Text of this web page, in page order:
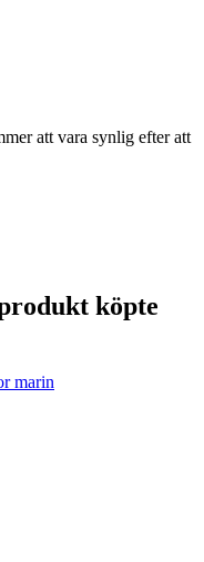
att vara synlig efter att
köpte